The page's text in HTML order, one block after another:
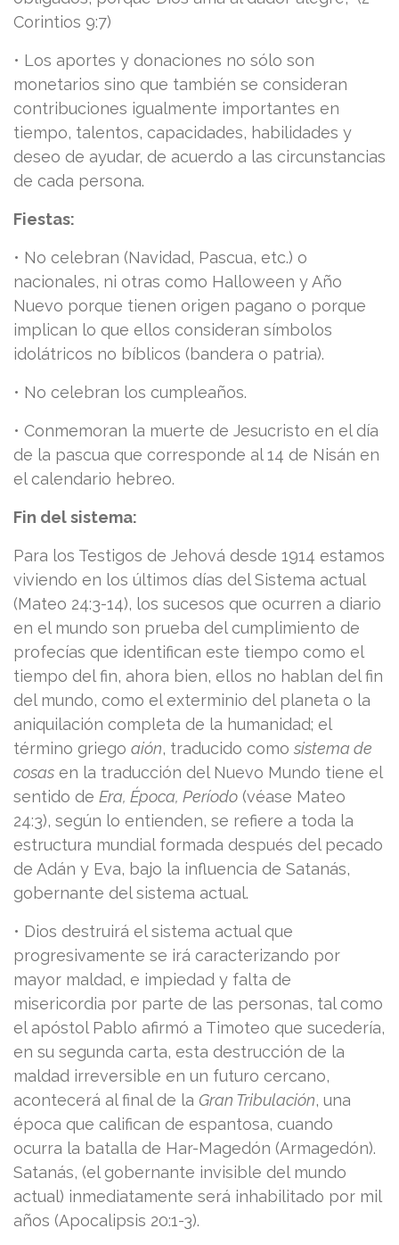
Corintios 9:7)
• Los aportes y donaciones no sólo son
monetarios sino que también se consideran
contribuciones igualmente importantes en
tiempo, talentos, capacidades, habilidades y
deseo de ayudar, de acuerdo a las circunstancias
de cada persona.
Fiestas:
• No celebran (Navidad, Pascua, etc.) o
nacionales, ni otras como Halloween y Año
Nuevo porque tienen origen pagano o porque
implican lo que ellos consideran símbolos
idolátricos no bíblicos (bandera o patria).
• No celebran los cumpleaños.
• Conmemoran la muerte de Jesucristo en el día
de la pascua que corresponde al 14 de Nisán en
el calendario hebreo.
Fin del sistema:
Para los Testigos de Jehová desde 1914 estamos
viviendo en los últimos días del Sistema actual
(Mateo 24:3-14), los sucesos que ocurren a diario
en el mundo son prueba del cumplimiento de
profecías que identifican este tiempo como el
tiempo del fin, ahora bien, ellos no hablan del fin
del mundo, como el exterminio del planeta o la
aniquilación completa de la humanidad; el
término griego aión, traducido como sistema de
cosas en la traducción del Nuevo Mundo tiene el
sentido de Era, Época, Período (véase Mateo
24:3), según lo entienden, se refiere a toda la
estructura mundial formada después del pecado
de Adán y Eva, bajo la influencia de Satanás,
gobernante del sistema actual.
• Dios destruirá el sistema actual que
progresivamente se irá caracterizando por
mayor maldad, e impiedad y falta de
misericordia por parte de las personas, tal como
el apóstol Pablo afirmó a Timoteo que sucedería,
en su segunda carta, esta destrucción de la
maldad irreversible en un futuro cercano,
acontecerá al final de la Gran Tribulación, una
época que califican de espantosa, cuando
ocurra la batalla de Har-Magedón (Armagedón).
Satanás, (el gobernante invisible del mundo
actual) inmediatamente será inhabilitado por mil
años (Apocalipsis 20:1-3).